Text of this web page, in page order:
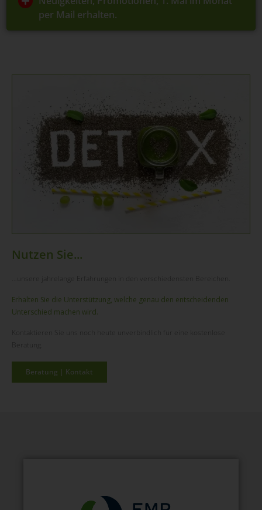
per Mail erhalten.
Nutzen Sie...
Erhalten Sie die Unterstützung, welche genau den entscheidenden
Unterschied machen wird.
Beratung | Kontakt